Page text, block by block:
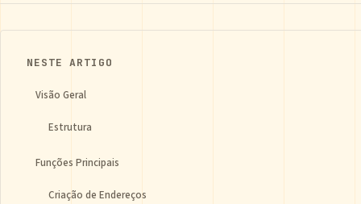
NESTE ARTIGO
Visão Geral
Estrutura
Funções Principais
Criação de Endereços